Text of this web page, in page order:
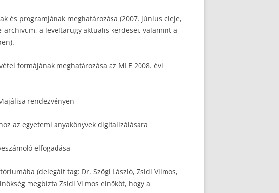
és programjának meghatározása (2007. június eleje,
archívum, a levéltárügy aktuális kérdései, valamint a
formájának meghatározása az MLE 2008. évi
rendezvényen
az egyetemi anyakönyvek digitalizálására
elfogadása
(delegált tag: Dr. Szögi László, Zsidi Vilmos,
megbízta Zsidi Vilmos elnököt, hogy a